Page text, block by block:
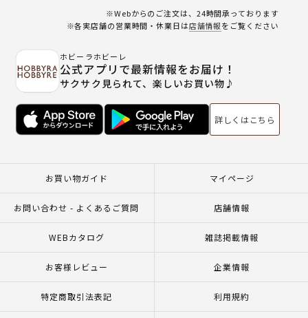
※Webからのご注文は、24時間承っております
※各実店舗の営業時間・休業日は店舗情報をご覧ください
ホビーラホビーレ
公式アプリで最新情報をお届け！
サクサク見られて、楽しいお買い物♪
詳しくはこちら
お買い物ガイド マイページ
お問い合わせ - よくあるご質問 店舗情報
WEBカタログ 雑誌掲載情報
お客様レビュー 企業情報
特定商取引法表記 利用規約